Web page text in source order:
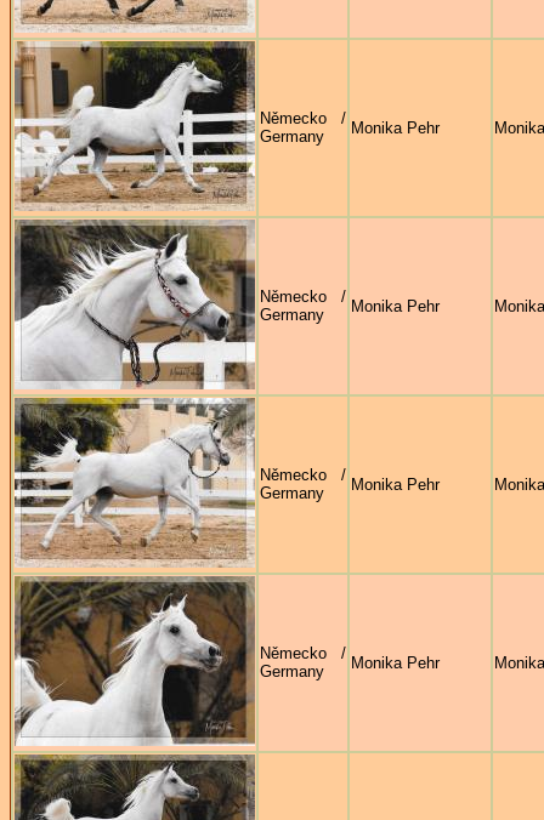
Německo /
Germany
Monika Pehr
Německo /
Germany
Monika Pehr
Německo /
Germany
Monika Pehr
Německo /
Germany
Monika Pehr